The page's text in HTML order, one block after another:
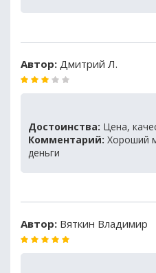
Автор: Дмитрий Л.
Достоинства: Цена,
Комментарий: Хороший
деньги
Автор: Вяткин Владимир